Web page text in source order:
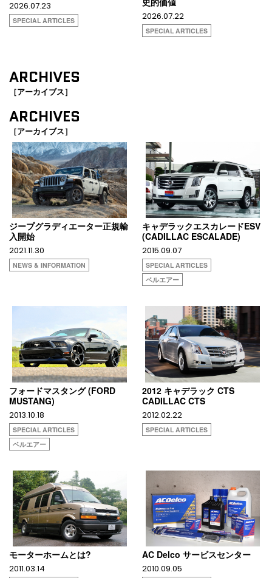
2026.07.23
SPECIAL ARTICLES 2026.07.22
SPECIAL ARTICLES
ARCHIVES
［アーカイブス］
ARCHIVES
［アーカイブス］
ジープグラディエーター正規輸
入開始
2021.11.30
NEWS & INFORMATION
キャデラックエスカレードESV
(CADILLAC ESCALADE)
2015.09.07
SPECIAL ARTICLES
ベルエアー
フォードマスタング (FORD
MUSTANG)
2013.10.18
SPECIAL ARTICLES
ベルエアー
2012 キャデラック CTS
CADILLAC CTS
2012.02.22
SPECIAL ARTICLES
モーターホームとは?
2011.03.14
AC Delco サービスセンター
2010.09.05